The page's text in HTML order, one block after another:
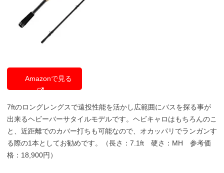
Amazonで見る
7ftのロングレングスで遠投性能を活かし広範囲にバスを探る事が
出来るヘビーバーサタイルモデルです。ヘビキャロはもちろんのこ
と、近距離でのカバー打ちも可能なので、オカッパリでランガンす
る際の1本としてお勧めです。（長さ：7.1ft 硬さ：MH 参考価
格：18,900円）